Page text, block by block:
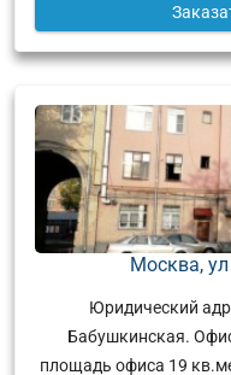
Москва,
Юридический
Бабушкинская.
площадь офиса 19